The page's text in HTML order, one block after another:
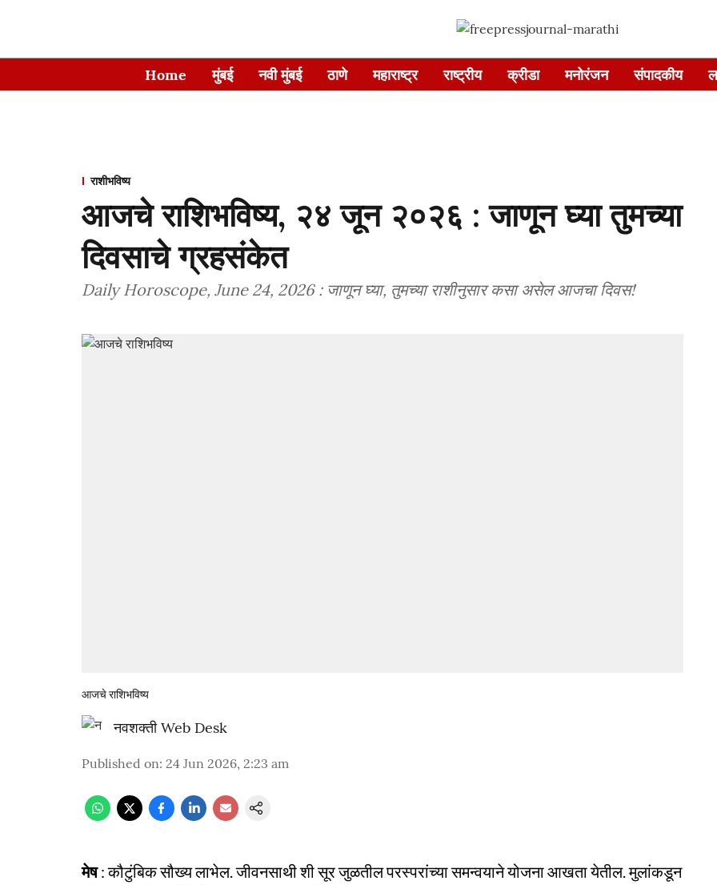
Home मुंबई नवी मुंबई ठाणे महाराष्ट्र राष्ट्रीय क्रीडा मनोरंजन संपादकीय
राशीभविष्य
आजचे राशिभविष्य, २४ जून २०२६ : जाणून घ्या तुमच्या
दिवसाचे ग्रहसंकेत
Daily Horoscope, June 24, 2026 : जाणून घ्या, तुमच्या राशीनुसार कसा असेल आजचा दिवस!
आजचे राशिभविष्य
नवशक्ती Web Desk
Published on: 24 Jun 2026, 2:23 am
मेष: कौटुंबिक सौख्य लाभेल. जीवनसाथी शी सूर जुळतील परस्परांच्या समन्वयाने योजना आखता येतील. मुलांकडून